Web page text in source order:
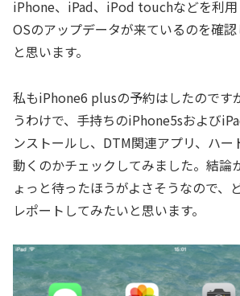
iPhone、iPad、iPod touchなどを利
OSのアップデータが来ているのを確
と思います。
私もiPhone6 plusの予約はしたのです
うわけで、手持ちのiPhone5sおよび
ンストールし、DTM関連アプリ、ハー
動くのかチェックしてみました。結論
ょっと待ったほうがよさそうなので、
レポートしてみたいと思います。